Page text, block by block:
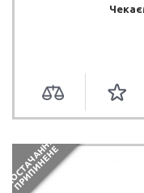
П
О
С
Т
А
Ч
А
Н
Н
Я
П
Р
И
П
И
Н
Е
Н
Е